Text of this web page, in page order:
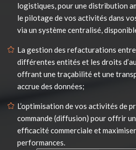
logistiques, pour une distribution
le pilotage de vos activités dans
via un système centralisé,
La gestion des refacturations
différentes entités et les droits
offrant une traçabilité et une
accrue des données;
L’optimisation de vos activités de
commande (diffusion) pour offrir
efficacité commerciale et
performances.